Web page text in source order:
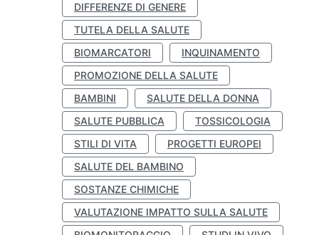
DIFFERENZE DI GENERE
TUTELA DELLA SALUTE
BIOMARCATORI
INQUINAMENTO
PROMOZIONE DELLA SALUTE
BAMBINI
SALUTE DELLA DONNA
SALUTE PUBBLICA
TOSSICOLOGIA
STILI DI VITA
PROGETTI EUROPEI
SALUTE DEL BAMBINO
SOSTANZE CHIMICHE
VALUTAZIONE IMPATTO SULLA SALUTE